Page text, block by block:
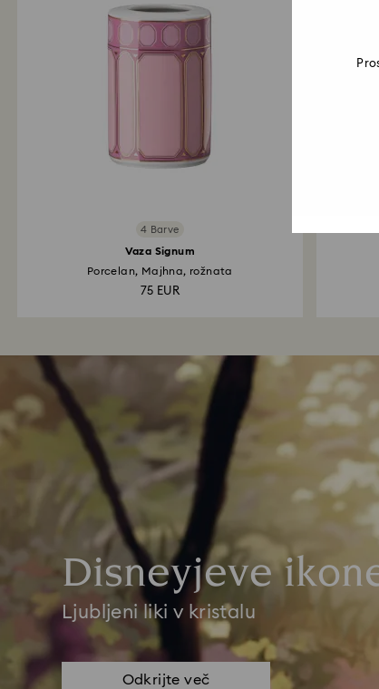
4 Barve
Vaza Signum
Porcelan, Majhna, rožnata
75 EUR
Disneyjeve
Ljubljeni liki v kristalu
Odkrijte več